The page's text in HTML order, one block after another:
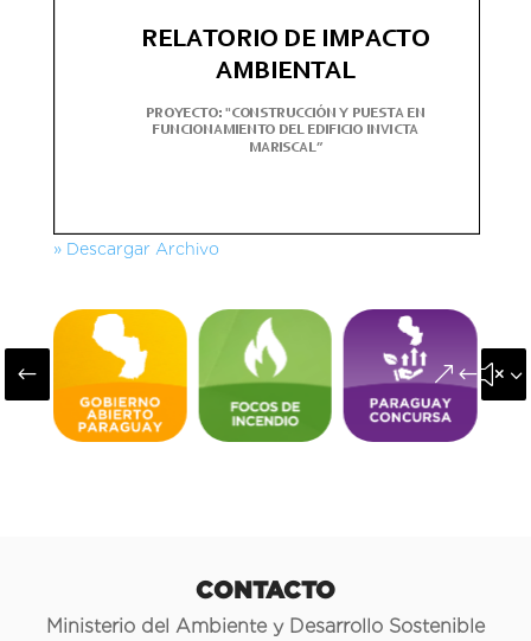
» Descargar Archivo
#
CONTACTO
Ministerio del Ambiente y Desarrollo Sostenible